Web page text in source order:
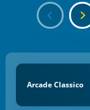
Arcade Classico